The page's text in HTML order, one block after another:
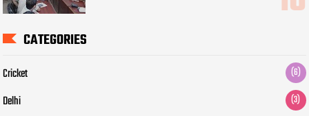
CATEGORIES
Cricket (6)
Delhi (3)